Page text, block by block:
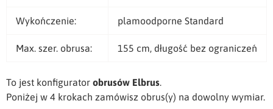
Wykończenie: plamoodporne Standard
Max. szer. obrusa: 155 cm, długość bez ograniczeń
To jest konfigurator obrusów Elbrus.
Poniżej w 4 krokach zamówisz obrus(y) na dowolny wymiar.